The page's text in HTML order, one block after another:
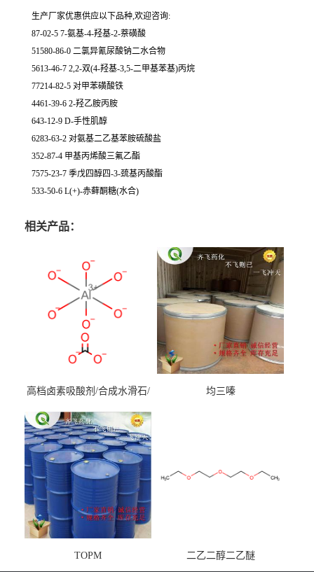
生产厂家优惠供应以下品种,欢迎咨询:
87-02-5 7-氨基-4-羟基-2-萘磺酸
51580-86-0 二氯异氰尿酸钠二水合物
5613-46-7 2,2-双(4-羟基-3,5-二甲基苯基)丙烷
77214-82-5 对甲苯磺酸铁
4461-39-6 2-羟乙胺丙胺
643-12-9 D-手性肌醇
6283-63-2 对氨基二乙基苯胺硫酸盐
352-87-4 甲基丙烯酸三氟乙酯
7575-23-7 季戊四醇四-3-巯基丙酸酯
533-50-6 L(+)-赤藓酮糖(水合)
相关产品：
高档卤素吸酸剂/合成水滑石/
均三嗪
TOPM 二乙二醇二乙醚